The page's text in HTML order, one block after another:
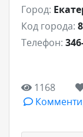
Город:
Код города:
Телефон:
1168